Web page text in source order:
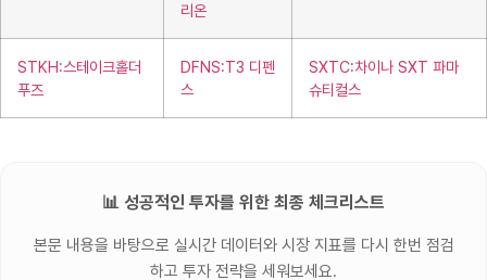
리온
STKH:스테이크홀더
푸즈
DFNS:T3 디펜
스
SXTC:차이나 SXT 파마
슈티컬스
📊 성공적인 투자를 위한 최종 체크리스트
본문 내용을 바탕으로 실시간 데이터와 시장 지표를 다시 한번 점검
하고 투자 전략을 세워보세요.